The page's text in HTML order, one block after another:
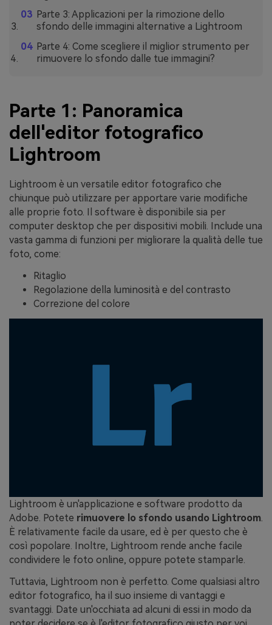
Parte 3: Applicazioni per la rimozione dello
sfondo delle immagini alternative a Lightroom
Parte 4: Come scegliere il miglior strumento per
rimuovere lo sfondo dalle tue immagini?
Parte 1: Panoramica
dell'editor fotografico
Lightroom
Lightroom è un versatile editor fotografico che
chiunque può utilizzare per apportare varie modifiche
alle proprie foto. Il software è disponibile sia per
computer desktop che per dispositivi mobili. Include una
vasta gamma di funzioni per migliorare la qualità delle tue
foto, come:
Ritaglio
Regolazione della luminosità e del contrasto
Correzione del colore
Lightroom è un'applicazione e software prodotto da
Adobe. Potete rimuovere lo sfondo usando Lightroom.
È relativamente facile da usare, ed è per questo che è
così popolare. Inoltre, Lightroom rende anche facile
condividere le foto online, oppure potete stamparle.
Tuttavia, Lightroom non è perfetto. Come qualsiasi altro
editor fotografico, ha il suo insieme di vantaggi e
svantaggi. Date un'occhiata ad alcuni di essi in modo da